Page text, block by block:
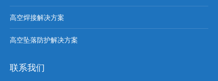
高空焊接解决方案
高空坠落防护解决方案
联系我们